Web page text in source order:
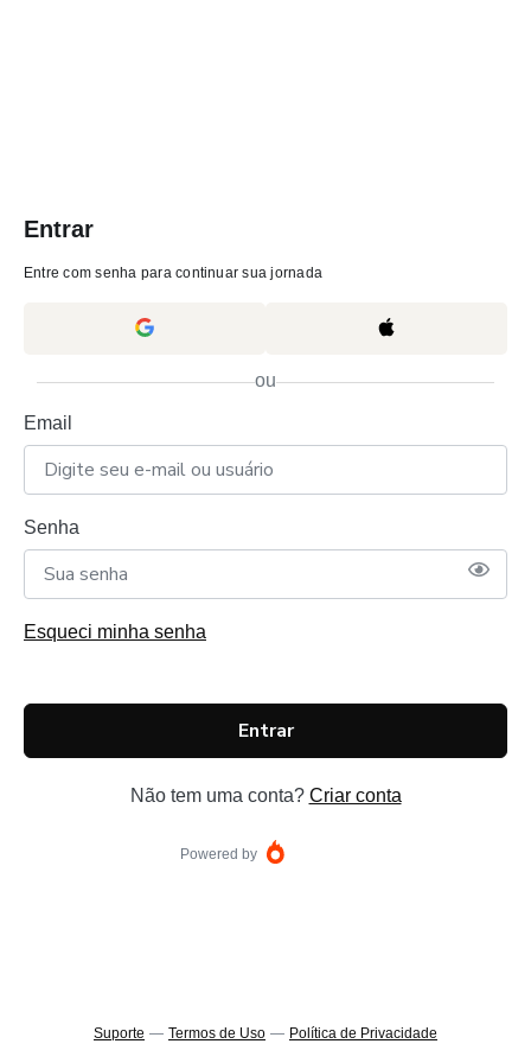
Entrar
Entre com senha para continuar sua jornada
ou
Email
Senha
Esqueci minha senha
Entrar
Não tem uma conta? Criar conta
Powered by
Suporte — Termos de Uso — Política de Privacidade